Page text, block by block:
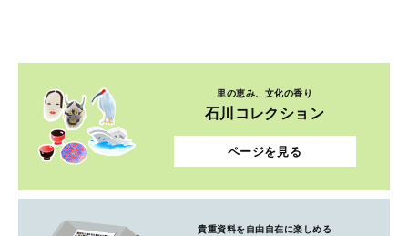
里の恵み、文化の香り
石川コレクション
ページを見る
貴重資料を自由自在に楽しめる